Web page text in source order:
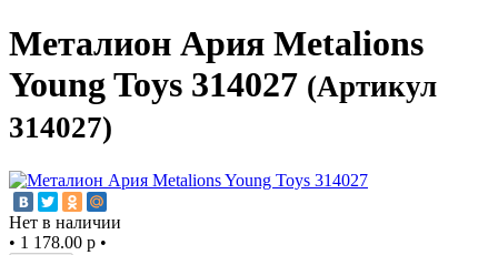
Металион Ария Metalions
Young Toys 314027 (Артикул
314027)
Нет в наличии
• 1 178.00 р •